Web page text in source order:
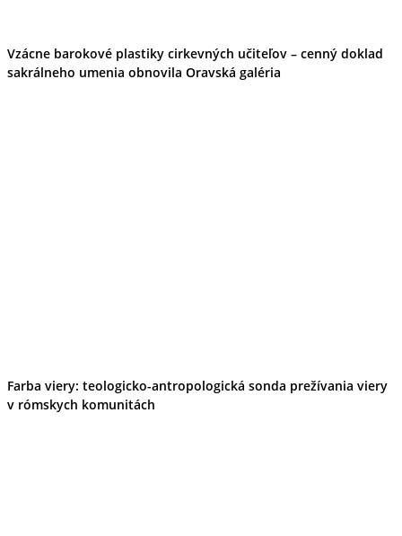
Vzácne barokové plastiky cirkevných učiteľov – cenný doklad
sakrálneho umenia obnovila Oravská galéria
Farba viery: teologicko-antropologická sonda prežívania viery
v rómskych komunitách